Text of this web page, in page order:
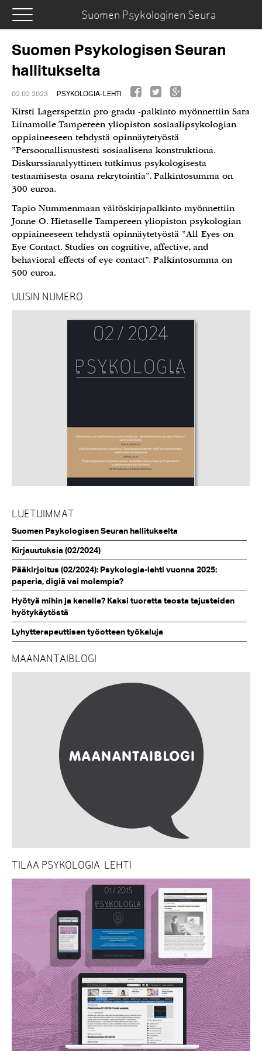
Suomen Psykologinen Seura
Suomen Psykologisen Seuran
hallitukselta
02.02.2023 PSYKOLOGIA-LEHTI
Kirsti Lagerspetzin pro gradu -palkinto myönnettiin Sara
Liinamolle Tampereen yliopiston sosiaalipsykologian
oppiaineeseen tehdystä opinnäytetyöstä
”Persoonallisuustesti sosiaalisena konstruktiona.
Diskurssianalyyttinen tutkimus psykologisesta
testaamisesta osana rekrytointia”. Palkintosumma on
300 euroa.
Tapio Nummenmaan väitöskirjapalkinto myönnettiin
Jonne O. Hietaselle Tampereen yliopiston psykologian
oppiaineeseen tehdystä opinnäytetyöstä ”All Eyes on
Eye Contact. Studies on cognitive, affective, and
behavioral effects of eye contact”. Palkintosumma on
500 euroa.
UUSIN NUMERO
LUETUIMMAT
Suomen Psykologisen Seuran hallitukselta
Kirjauutuksia (02/2024)
Pääkirjoitus (02/2024): Psykologia-lehti vuonna 2025:
paperia, digiä vai molempia?
Hyötyä mihin ja kenelle? Kaksi tuoretta teosta tajusteiden
hyötykäytöstä
Lyhytterapeuttisen työotteen työkaluja
MAANANTAIBLOGI
TILAA PSYKOLOGIA-LEHTI